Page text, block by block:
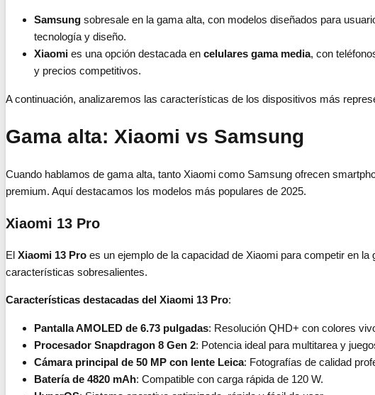
Samsung sobresale en la gama alta, con modelos diseñados para
tecnología y diseño.
Xiaomi es una opción destacada en celulares gama media, con
y precios competitivos.
A continuación, analizaremos las características de los dispositivos más
Gama alta: Xiaomi vs Samsung
Cuando hablamos de gama alta, tanto Xiaomi como Samsung ofrecen
premium. Aquí destacamos los modelos más populares de 2025.
Xiaomi 13 Pro
El Xiaomi 13 Pro es un ejemplo de la capacidad de Xiaomi para competir en
características sobresalientes.
Características destacadas del Xiaomi 13 Pro:
Pantalla AMOLED de 6.73 pulgadas: Resolución QHD+ con colores
Procesador Snapdragon 8 Gen 2: Potencia ideal para multitarea y
Cámara principal de 50 MP con lente Leica: Fotografías de calidad
Batería de 4820 mAh: Compatible con carga rápida de 120 W.